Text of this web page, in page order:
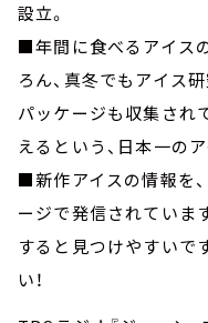
設立。
■年間に食べるアイス
ろん、真冬でもアイス
パッケージも収集され
えるという、日本一の
■新作アイスの情報を、
ージで発信されていま
すると見つけやすいで
い！